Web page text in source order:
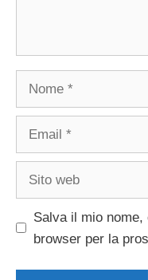
Nome
Email
Sito
Salva il mio
browser per la